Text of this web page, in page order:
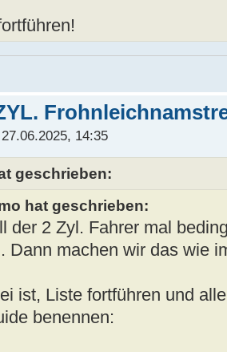
14:35
geschrieben:
hat geschrieben:
der 2 Zyl. Fahrer mal
Dann machen wir das wie
ist, Liste fortführen und
benennen: